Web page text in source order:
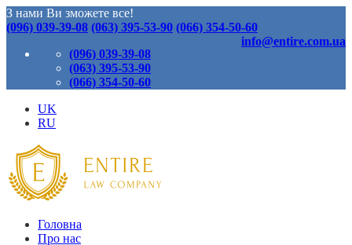
З нами Ви зможете все!
(096) 039-39-08 (063) 395-53-90 (066) 354-50-60
info@entire.com.ua
(096) 039-39-08
(063) 395-53-90
(066) 354-50-60
UK
RU
Головна
Про нас